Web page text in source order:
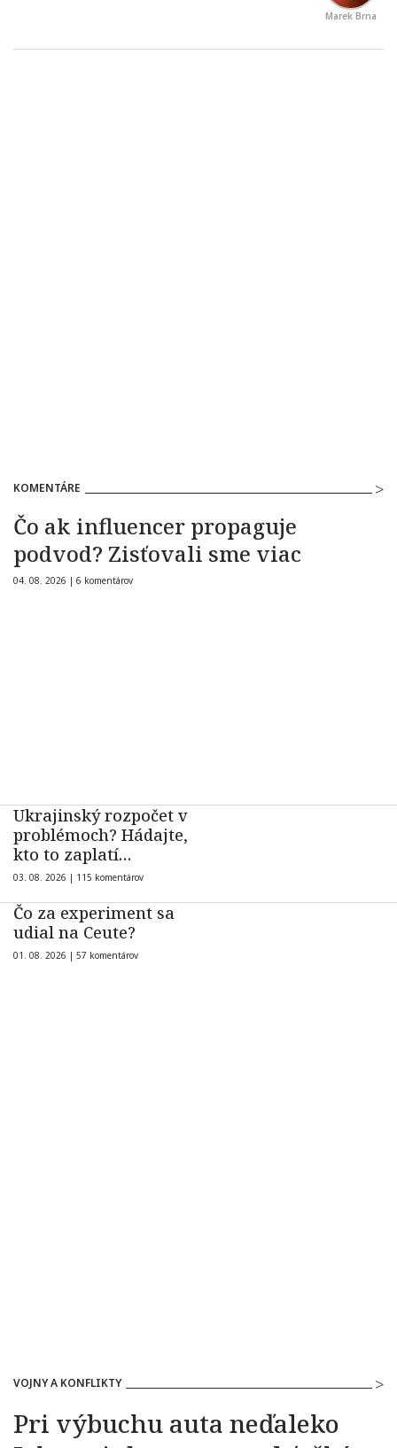
Marek Brna
KOMENTÁRE
Čo ak influencer propaguje
podvod? Zisťovali sme viac
04. 08. 2026 | 6 komentárov
Ukrajinský rozpočet v
problémoch? Hádajte,
kto to zaplatí…
03. 08. 2026 | 115 komentárov
Čo za experiment sa
udial na Ceute?
01. 08. 2026 | 57 komentárov
VOJNY A KONFLIKTY
Pri výbuchu auta neďaleko